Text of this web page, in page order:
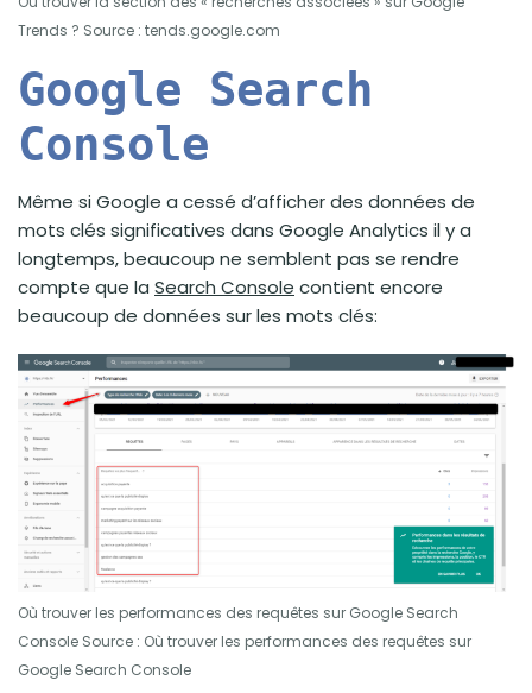
Trends ? Source : tends.google.com
Google Search
Console
Même si Google a cessé d’afficher des données de
mots clés significatives dans Google Analytics il y a
longtemps, beaucoup ne semblent pas se rendre
compte que la Search Console contient encore
beaucoup de données sur les mots clés:
Où trouver les performances des requêtes sur Google Search
Console Source : Où trouver les performances des requêtes sur
Google Search Console